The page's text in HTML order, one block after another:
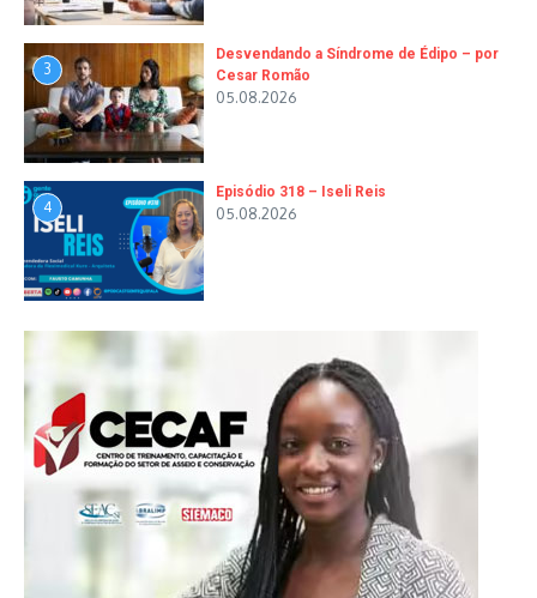
3
Desvendando a Síndrome de Édipo – por
Cesar Romão
05.08.2026
4
Episódio 318 – Iseli Reis
05.08.2026